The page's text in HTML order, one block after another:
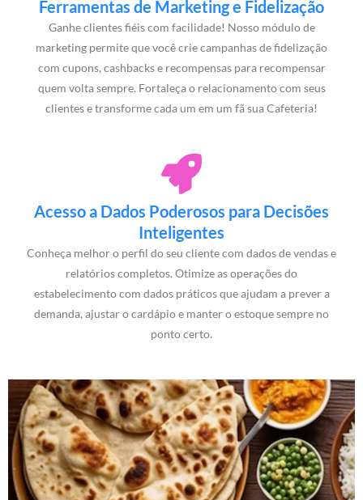
Ferramentas de Marketing e Fidelização
Ganhe clientes fiéis com facilidade! Nosso módulo de
marketing permite que você crie campanhas de fidelização
com cupons, cashbacks e recompensas para recompensar
quem volta sempre. Fortaleça o relacionamento com seus
clientes e transforme cada um em um fã sua Cafeteria!
Acesso a Dados Poderosos para Decisões
Inteligentes
Conheça melhor o perfil do seu cliente com dados de vendas e
relatórios completos. Otimize as operações do
estabelecimento com dados práticos que ajudam a prever a
demanda, ajustar o cardápio e manter o estoque sempre no
ponto certo.